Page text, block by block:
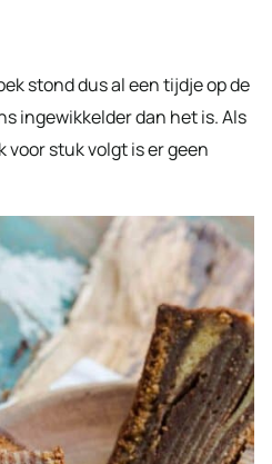
stond dus al een tijdje op de
ingewikkelder dan het is. Als
voor stuk volgt is er geen